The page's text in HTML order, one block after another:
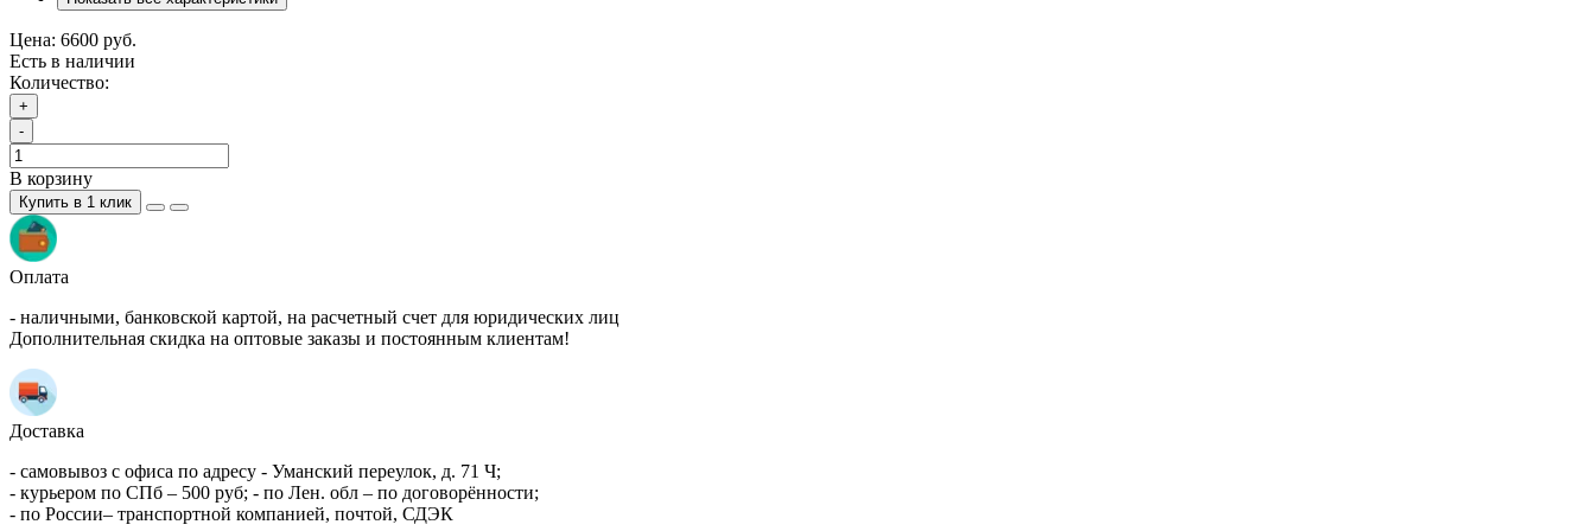
Цена: 6600 руб.
Есть в наличии
Количество:
+
-
В корзину
Купить в 1 клик
Оплата
- наличными, банковской картой, на расчетный счет для юридических лиц
Дополнительная скидка на оптовые заказы и постоянным клиентам!
Доставка
- самовывоз с офиса по адресу - Уманский переулок, д. 71 Ч;
- курьером по СПб – 500 руб; - по Лен. обл – по договорённости;
- по России– транспортной компанией, почтой, СДЭК